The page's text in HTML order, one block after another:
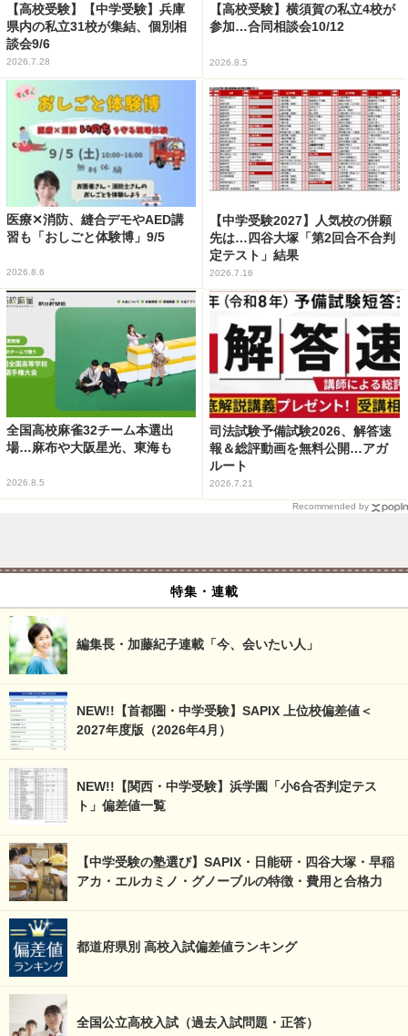
【高校受験】【中学受験】兵庫
県内の私立31校が集結、個別相
談会9/6
2026.7.28
【高校受験】横須賀の私立4校が
参加…合同相談会10/12
2026.8.5
医療✕消防、縫合デモやAED講
習も「おしごと体験博」9/5
2026.8.6
【中学受験2027】人気校の併願
先は…四谷大塚「第2回合不合判
定テスト」結果
2026.7.16
全国高校麻雀32チーム本選出
場…麻布や大阪星光、東海も
2026.8.5
司法試験予備試験2026、解答速
報＆総評動画を無料公開…アガ
ルート
2026.7.21
Recommended by
特集・連載
編集長・加藤紀子連載「今、会いたい人」
NEW!!【首都圏・中学受験】SAPIX 上位校偏差値＜
2027年度版（2026年4月）
NEW!!【関西・中学受験】浜学園「小6合否判定テス
ト」偏差値一覧
【中学受験の塾選び】SAPIX・日能研・四谷大塚・早稲
アカ・エルカミノ・グノーブルの特徴・費用と合格力
都道府県別 高校入試偏差値ランキング
全国公立高校入試（過去入試問題・正答）